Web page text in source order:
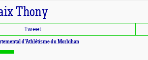
Thony
Tweet
d'Athlétisme du Morbihan